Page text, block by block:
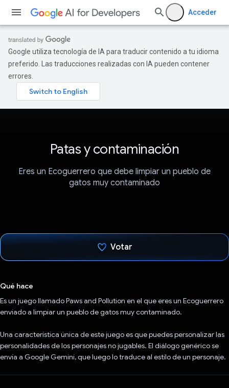
Acceder
Google utiliza tecnología de IA para traducir contenido a tu idioma
preferido. Las traducciones realizadas con IA pueden contener
errores.
Patas y contaminación
Eres un Ecoguerrero que debe limpiar un pueblo de
gatos muy contaminado
Votar
Qué hace
Es un juego llamado Paws and Pollution en el que eres un Ecoguerrero
enviado a limpiar un pueblo de gatos muy contaminado.
Una característica única de este juego es que puedes personalizar las
personalidades de los personajes no jugables. El diálogo genérico se
envía a Google Gemini, que luego lo traduce al estilo de un personaje.